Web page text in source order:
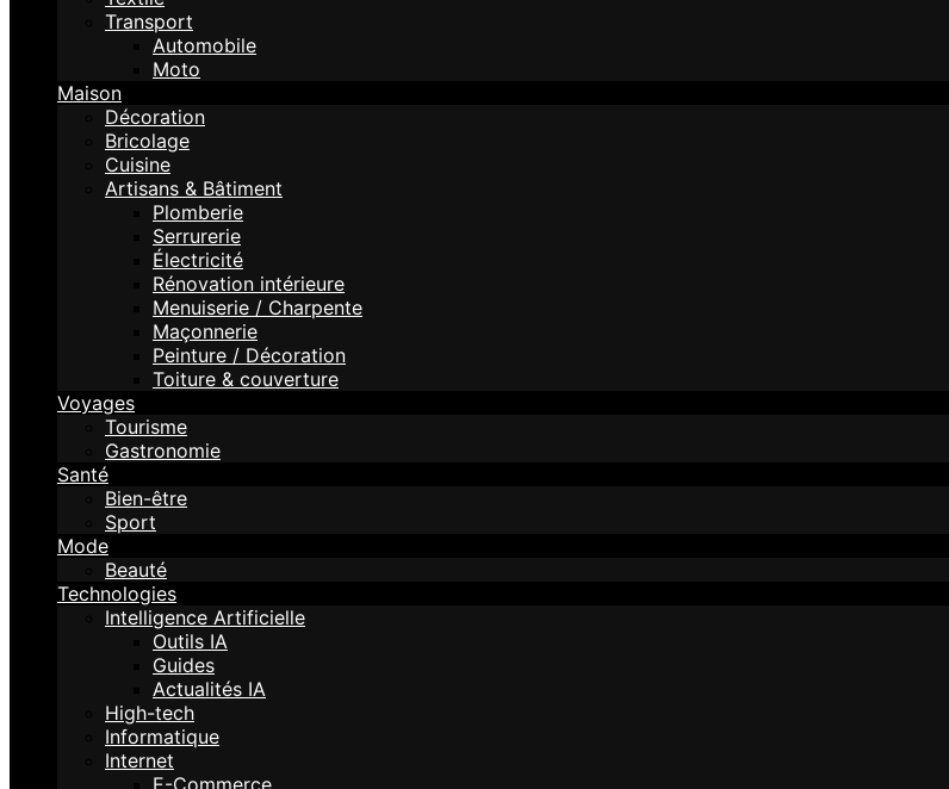
Transport
Automobile
Moto
Maison
Décoration
Bricolage
Cuisine
Artisans & Bâtiment
Plomberie
Serrurerie
Électricité
Rénovation intérieure
Menuiserie / Charpente
Maçonnerie
Peinture / Décoration
Toiture & couverture
Voyages
Tourisme
Gastronomie
Santé
Bien-être
Sport
Mode
Beauté
Technologies
Intelligence Artificielle
Outils IA
Guides
Actualités IA
High-tech
Informatique
Internet
E-Commerce